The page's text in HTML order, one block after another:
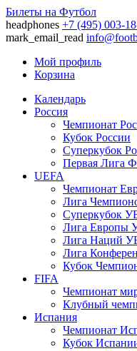
Билеты на Футбол
headphones +7 (495) 003-
mark_email_read
Мой профиль
Корзина
Календарь
Россия
Чемпионат
Кубок России
Суперкубок
Первая Лига
UEFA
Чемпионат
Лига
Суперкубок
Лига Европы
Лига Наций
Лига
Кубок
FIFA
Чемпионат
Клубный
Испания
Чемпионат
Кубок